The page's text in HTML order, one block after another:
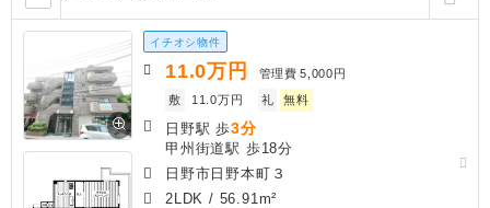
イチオシ物件
11.0万円 管理費 5,000円
敷
11.0万円 礼 無料
日野駅 歩3分
甲州街道駅 歩18分
日野市日野本町３
2LDK / 56.91m²